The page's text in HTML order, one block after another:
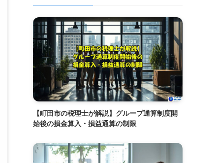
【町田市の税理士が解説】グループ通算制度開
始後の損金算入・損益通算の制限